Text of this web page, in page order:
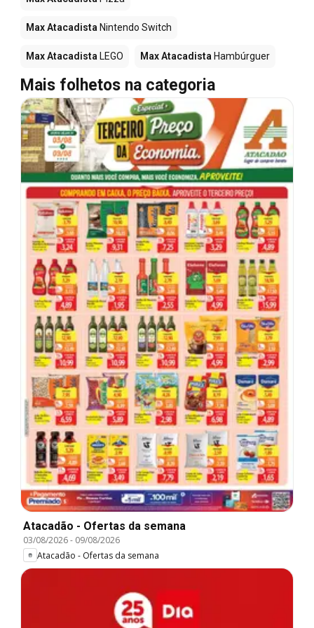
Max Atacadista Nintendo Switch
Max Atacadista LEGO Max Atacadista Hambúrguer
Mais folhetos na categoria
Atacadão - Ofertas da semana
03/08/2026- 09/08/2026
Atacadão - Ofertas da semana